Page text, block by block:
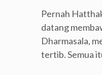
Pernah
datang
Dharmasala,
tertib. Semua